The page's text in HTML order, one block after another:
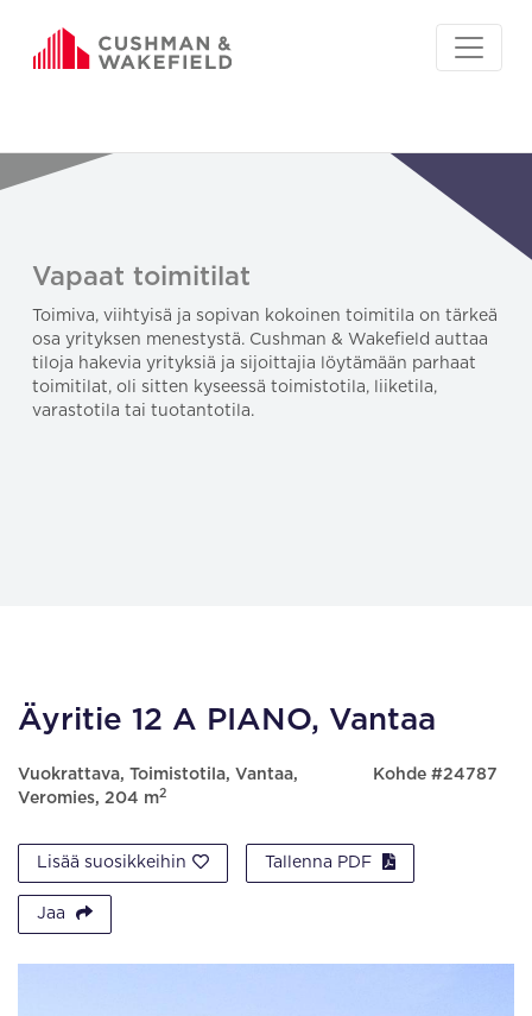
Vapaat toimitilat
Toimiva, viihtyisä ja sopivan kokoinen toimitila on tärkeä
osa yrityksen menestystä. Cushman & Wakefield auttaa
tiloja hakevia yrityksiä ja sijoittajia löytämään parhaat
toimitilat, oli sitten kyseessä toimistotila, liiketila,
varastotila tai tuotantotila.
Äyritie 12 A PIANO, Vantaa
Vuokrattava, Toimistotila, Vantaa,
Veromies, 204 m2
Kohde #24787
Lisää suosikkeihin Tallenna PDF
Jaa